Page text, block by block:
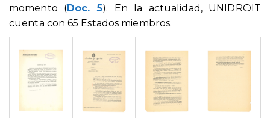
momento (Doc. 5). En la actualidad, UNIDROIT
cuenta con 65 Estados miembros.